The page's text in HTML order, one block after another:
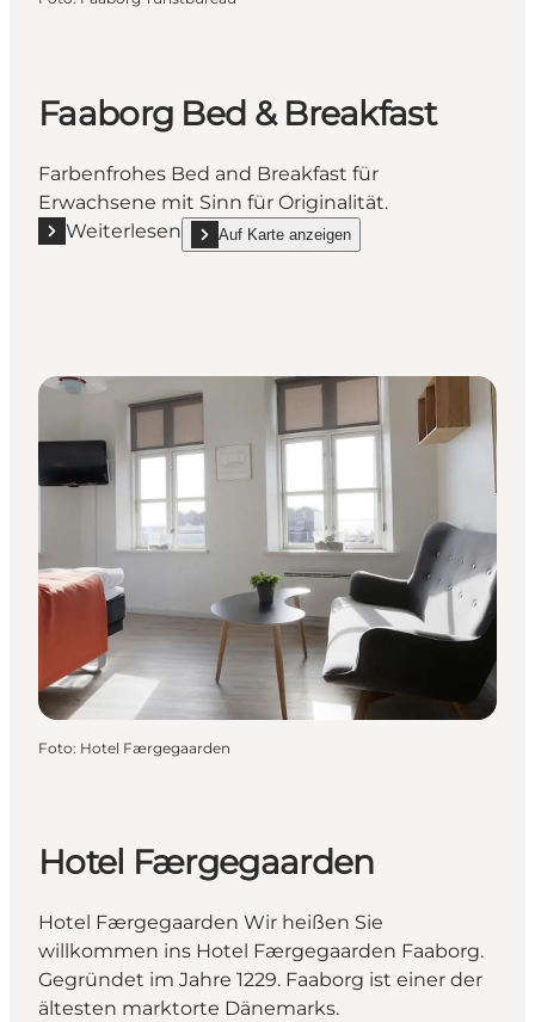
Faaborg Bed & Breakfast
Farbenfrohes Bed and Breakfast für
Erwachsene mit Sinn für Originalität.
Weiterlesen
Mehr erfahren "Faaborg Bed & Breakfast"
Auf Karte anzeigen
show Faaborg Bed & Breakfast on_map
Foto: Hotel Færgegaarden
Hotel Færgegaarden
Hotel Færgegaarden Wir heißen Sie
willkommen ins Hotel Færgegaarden Faaborg.
Gegründet im Jahre 1229. Faaborg ist einer der
ältesten marktorte Dänemarks.